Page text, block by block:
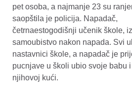
pet osoba, a najmanje 23 su
saopštila je policija. Napadač,
četrnaestogodišnji učenik škole,
samoubistvo nakon napada. Svi
nastavnici škole, a napadač je
pucnjave u školi ubio svoje babu
njihovoj kući.